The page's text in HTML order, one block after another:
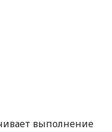
выполнение